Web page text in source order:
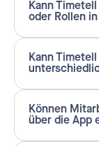
Kann
oder Rollen
Kann
Können
über die App